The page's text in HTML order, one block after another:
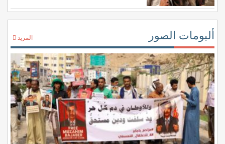
ألبومات الصور المزيد